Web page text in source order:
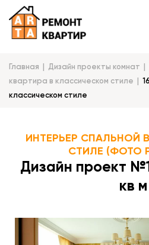
Главная Дизайн проекты комнат
квартира в классическом стиле
классическом стиле
ИНТЕРЬЕР СПАЛЬНОЙ
СТИЛЕ (ФОТО
Дизайн проект
кв м